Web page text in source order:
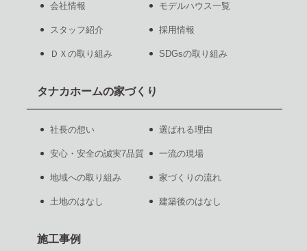
会社情報 モデルハウス一覧
スタッフ紹介 採用情報
ＤＸの取り組み SDGsの取り組み
タナカホームの家づくり
社長の想い 選ばれる理由
安心・安全の誠実7品質 一流の現場
地域への取り組み 家づくりの流れ
土地のはなし 建築後のはなし
施工事例